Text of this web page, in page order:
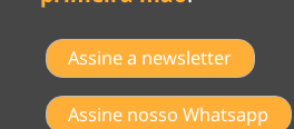
Assine a newsletter
Assine nosso Whatsapp